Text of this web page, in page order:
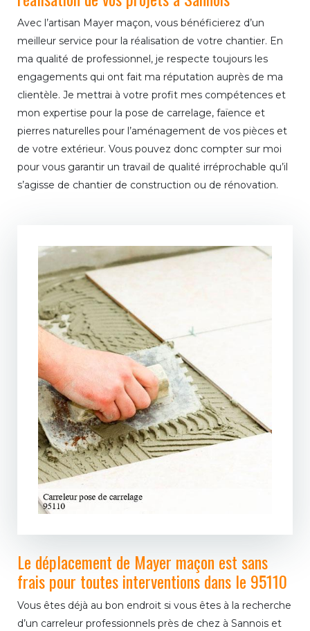
Avec l’artisan Mayer maçon, vous bénéficierez d’un
meilleur service pour la réalisation de votre chantier. En
ma qualité de professionnel, je respecte toujours les
engagements qui ont fait ma réputation auprès de ma
clientèle. Je mettrai à votre profit mes compétences et
mon expertise pour la pose de carrelage, faïence et
pierres naturelles pour l’aménagement de vos pièces et
de votre extérieur. Vous pouvez donc compter sur moi
pour vous garantir un travail de qualité irréprochable qu’il
s’agisse de chantier de construction ou de rénovation.
Le déplacement de Mayer maçon est sans
frais pour toutes interventions dans le 95110
Vous êtes déjà au bon endroit si vous êtes à la recherche
d’un carreleur professionnels près de chez à Sannois et